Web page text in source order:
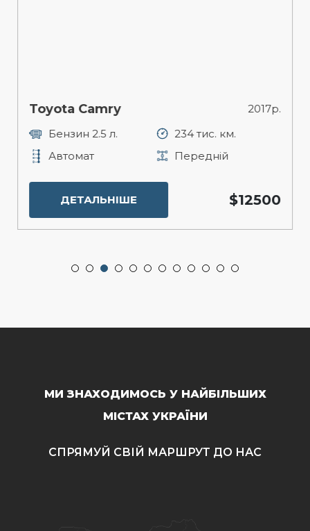
Toyota Camry
2017р.
Бензин 2.5 л.
234 тис. км.
Автомат
Передній
ДЕТАЛЬНІШЕ $12500
МИ ЗНАХОДИМОСЬ У НАЙБІЛЬШИХ
МІСТАХ УКРАЇНИ
СПРЯМУЙ СВІЙ МАРШРУТ ДО НАС